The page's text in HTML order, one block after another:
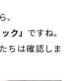
ク」 ですね。
ちは確認しま